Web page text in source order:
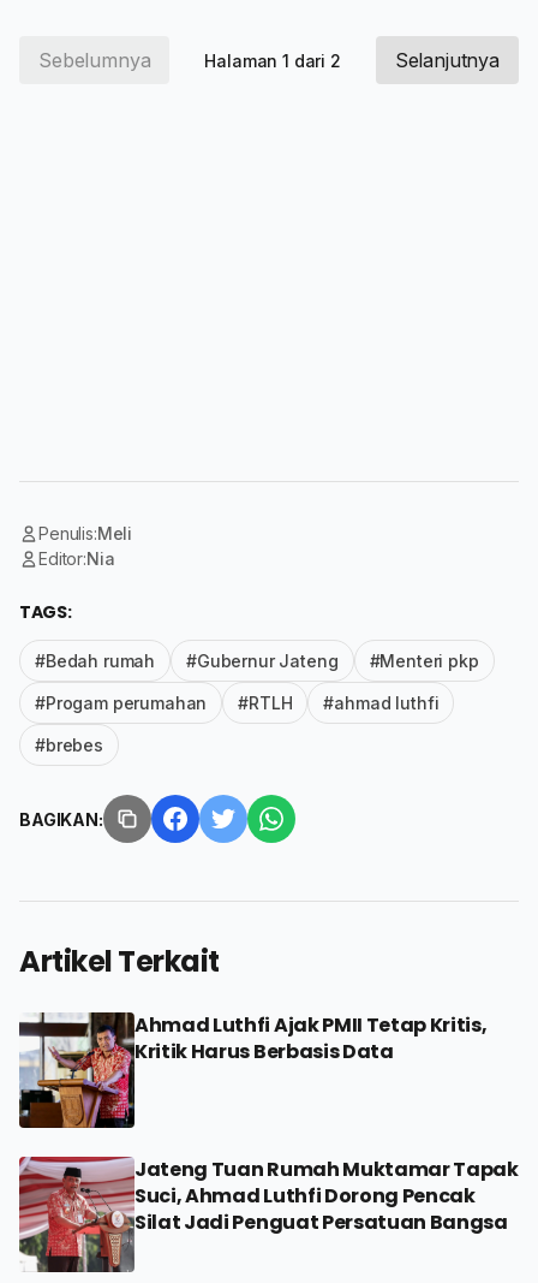
Sebelumnya Halaman 1 dari 2 Selanjutnya
Penulis:Meli
Editor:Nia
TAGS:
#Bedah rumah #Gubernur Jateng #Menteri pkp
#Progam perumahan #RTLH #ahmad luthfi
#brebes
BAGIKAN:
Artikel Terkait
Ahmad Luthfi Ajak PMII Tetap Kritis,
Kritik Harus Berbasis Data
Jateng Tuan Rumah Muktamar Tapak
Suci, Ahmad Luthfi Dorong Pencak
Silat Jadi Penguat Persatuan Bangsa